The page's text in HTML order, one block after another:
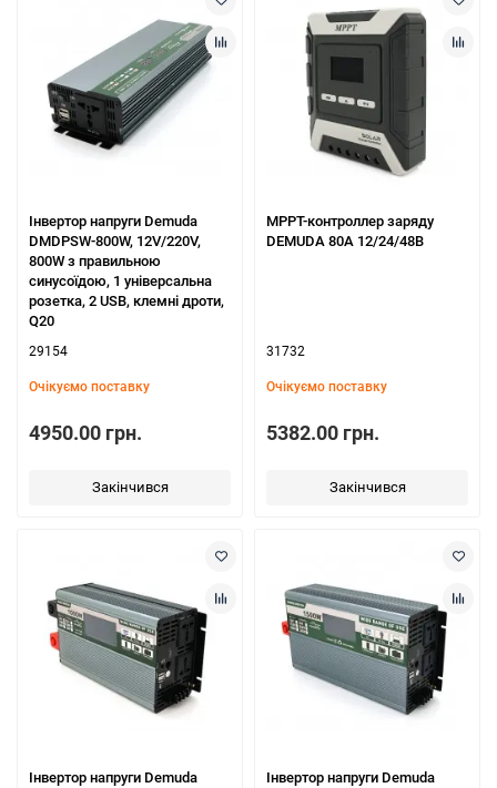
Інвертор напруги Demuda
DMDPSW-800W, 12V/220V,
800W з правильною
синусоїдою, 1 універсальна
розетка, 2 USB, клемні дроти,
Q20
29154
Очікуємо поставку
4950.00 грн.
Закінчився
МРРТ-контроллер заряду
DEMUDA 80А 12/24/48В
31732
Очікуємо поставку
5382.00 грн.
Закінчився
Інвертор напруги Demuda
Інвертор напруги Demuda